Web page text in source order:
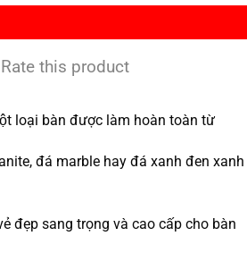
Rate this product
loại bàn được làm hoàn toàn từ
đá marble hay đá xanh đen xanh
đẹp sang trọng và cao cấp cho bàn